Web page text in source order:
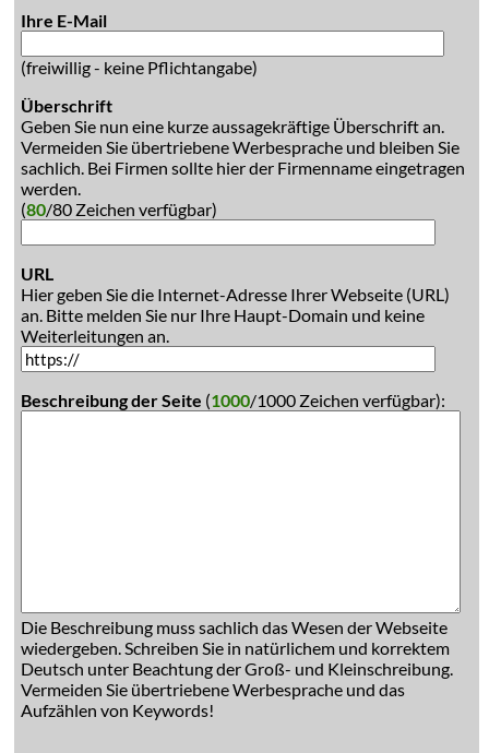
Ihre E-Mail
(freiwillig - keine Pflichtangabe)
Überschrift
Geben Sie nun eine kurze aussagekräftige Überschrift an.
Vermeiden Sie übertriebene Werbesprache und bleiben Sie
sachlich. Bei Firmen sollte hier der Firmenname eingetragen
werden.
(80/80 Zeichen verfügbar)
URL
Hier geben Sie die Internet-Adresse Ihrer Webseite (URL)
an. Bitte melden Sie nur Ihre Haupt-Domain und keine
Weiterleitungen an.
Beschreibung der Seite (1000/1000 Zeichen verfügbar):
Die Beschreibung muss sachlich das Wesen der Webseite
wiedergeben. Schreiben Sie in natürlichem und korrektem
Deutsch unter Beachtung der Groß- und Kleinschreibung.
Vermeiden Sie übertriebene Werbesprache und das
Aufzählen von Keywords!